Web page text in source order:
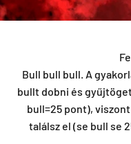
Bull bull bull. A
bullt dobni és
bull=25 pont),
találsz el (se bull se